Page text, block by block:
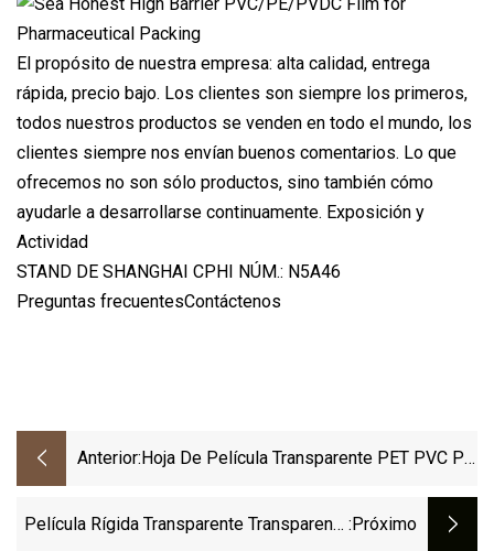
El propósito de nuestra empresa: alta calidad, entrega
rápida, precio bajo. Los clientes son siempre los primeros,
todos nuestros productos se venden en todo el mundo, los
clientes siempre nos envían buenos comentarios. Lo que
ofrecemos no son sólo productos, sino también cómo
ayudarle a desarrollarse continuamente. Exposición y
Actividad
STAND DE SHANGHAI CPHI NÚM.: N5A46
Preguntas frecuentesContáctenos
Anterior: Hoja De Película Transparente PET PVC PP
Película De Bioplásticos Transparente Para
Película Rígida Transparente Transparente :próximo